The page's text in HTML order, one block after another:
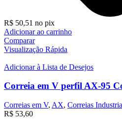
R$ 50,51 no pix
Adicionar ao carrinho
Comparar
Visualização Rápida
Adicionar à Lista de Desejos
Correia em V perfil AX-95
Correias em V, AX, Correias
R$ 53,60